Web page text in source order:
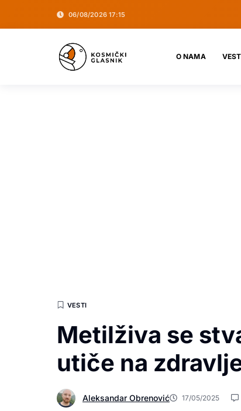
06/08/2026 17:15
O NAMA
VESTI
Metilživa se
utiče na
Aleksandar Obrenović 17/05/2025